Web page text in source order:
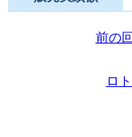
前の回
ロ